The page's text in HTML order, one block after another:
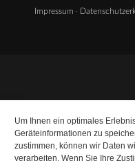
Um Ihnen ein optimales
Geräteinformationen zu
zustimmen, können wir Daten
verarbeiten. Wenn Sie Ihre
Impressum ·